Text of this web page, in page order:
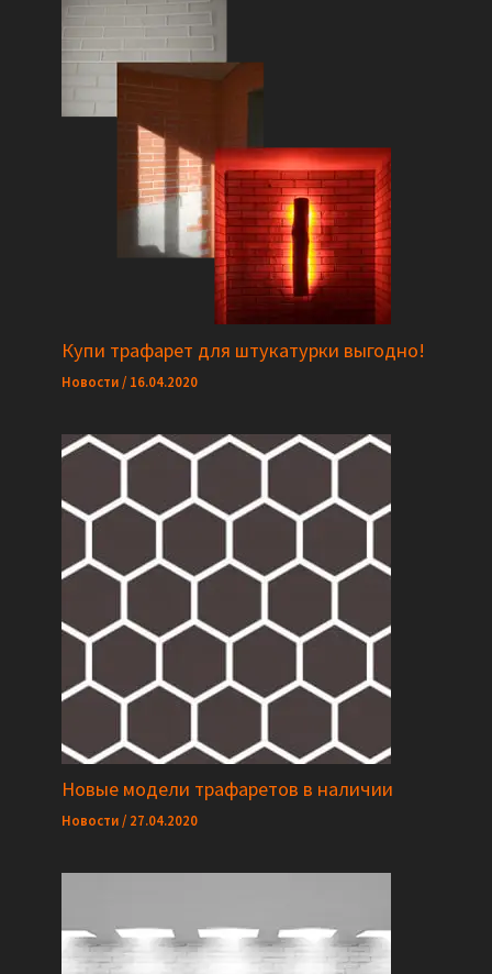
Купи трафарет для штукатурки выгодно!
Новости / 16.04.2020
Новые модели трафаретов в наличии
Новости/ 27.04.2020